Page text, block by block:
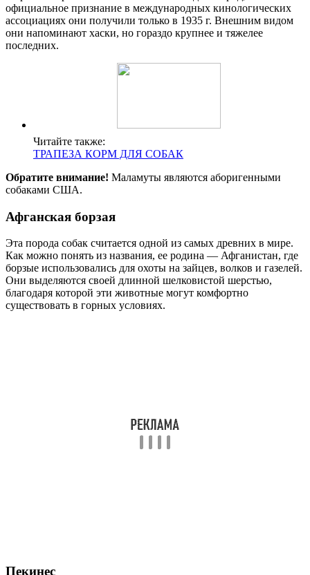
официальное признание в международных кинологических
ассоциациях они получили только в 1935 г. Внешним видом
они напоминают хаски, но гораздо крупнее и тяжелее
последних.
Читайте также:
ТРАПЕЗА КОРМ ДЛЯ СОБАК
Обратите внимание! Маламуты являются аборигенными
собаками США.
Афганская борзая
Эта порода собак считается одной из самых древних в мире.
Как можно понять из названия, ее родина — Афганистан, где
борзые использовались для охоты на зайцев, волков и газелей.
Они выделяются своей длинной шелковистой шерстью,
благодаря которой эти животные могут комфортно
существовать в горных условиях.
Пекинес